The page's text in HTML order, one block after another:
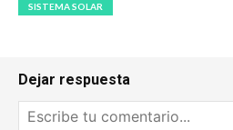
SISTEMA SOLAR
Dejar respuesta